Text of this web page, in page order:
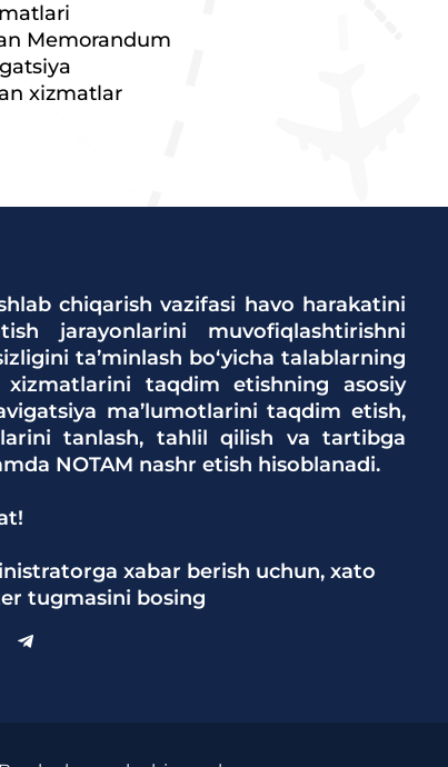
Memorandum
xizmatlar
chiqarish vazifasi havo harakatini
jarayonlarini muvofiqlashtirishni
ta’minlash bo‘yicha talablarning
xizmatlarini taqdim etishning asosiy
ma’lumotlarini taqdim etish,
tanlash, tahlil qilish va tartibga
NOTAM nashr etish hisoblanadi.
xabar berish uchun, xato
tugmasini bosing